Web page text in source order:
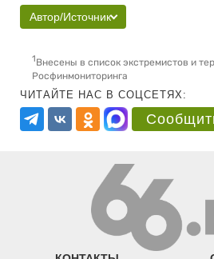
Автор/Источник
1Внесены в список экстремистов и
Росфинмониторинга
ЧИТАЙТЕ НАС В СОЦСЕТЯХ: